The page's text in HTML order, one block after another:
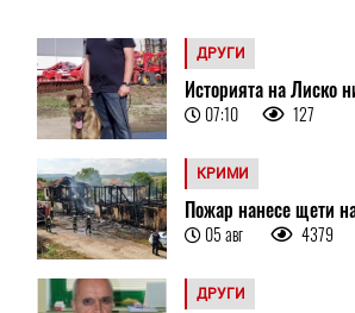
ДРУГИ
Историята на Лиско
07:10 127
КРИМИ
Пожар нанесе щети
05 авг 4379
ДРУГИ